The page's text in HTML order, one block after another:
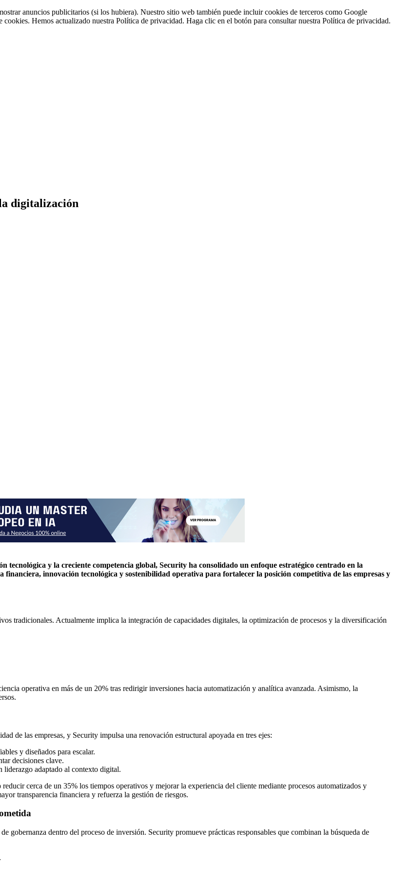
anuncios publicitarios (si los hubiera). Nuestro sitio web también puede incluir cookies de terceros como Google
Hemos actualizado nuestra Política de privacidad. Haga clic en el botón para consultar nuestra Política de privacidad.
digitalización
y la creciente competencia global, Security ha consolidado un enfoque estratégico centrado en la
innovación tecnológica y sostenibilidad operativa para fortalecer la posición competitiva de las empresas y
tradicionales. Actualmente implica la integración de capacidades digitales, la optimización de procesos y la diversificación
operativa en más de un 20% tras redirigir inversiones hacia automatización y analítica avanzada. Asimismo, la
de las empresas, y Security impulsa una renovación estructural apoyada en tres ejes:
y diseñados para escalar.
decisiones clave.
liderazgo adaptado al contexto digital.
cerca de un 35% los tiempos operativos y mejorar la experiencia del cliente mediante procesos automatizados y
transparencia financiera y refuerza la gestión de riesgos.
gobernanza dentro del proceso de inversión. Security promueve prácticas responsables que combinan la búsqueda de